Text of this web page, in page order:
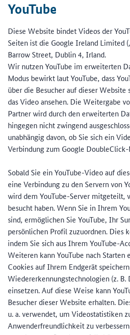
YouTube
Diese Website bindet Videos der
Seiten ist die Google Ireland Limited
Barrow Street, Dublin 4, Irland.
Wir nutzen YouTube im erweiterten
Modus bewirkt laut YouTube, dass
über die Besucher auf dieser Website
das Video ansehen. Die Weitergabe
Partner wird durch den erweiterten
hingegen nicht zwingend
unabhängig davon, ob Sie sich ein
Verbindung zum Google
Sobald Sie ein YouTube-Video auf
eine Verbindung zu den Servern von
wird dem YouTube-Server mitgeteilt,
besucht haben. Wenn Sie in Ihrem
sind, ermöglichen Sie YouTube, Ihr
persönlichen Profil zuzuordnen. Dies
indem Sie sich aus Ihrem YouTube-
Weiteren kann YouTube nach Starten
Cookies auf Ihrem Endgerät
Wiedererkennungstechnologien (z.
einsetzen. Auf diese Weise kann
Besucher dieser Website erhalten.
u. a. verwendet, um Videostatistiken
Anwenderfreundlichkeit zu